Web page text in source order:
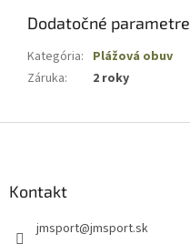
Dodatočné parametre
Kategória: Plážová obuv
Záruka: 2 roky
Kontakt
jmsport@jmsport.sk